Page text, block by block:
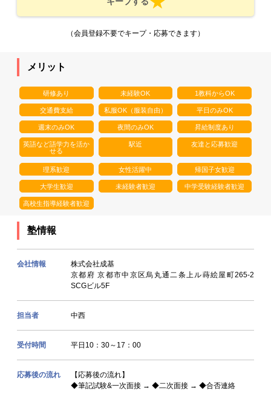
（会員登録不要でキープ・応募できます）
メリット
研修あり 未経験OK 1教科からOK
交通費支給 私服OK（服装自由） 平日のみOK
週末のみOK 夜間のみOK 昇給制度あり
英語など語学力を活か
せる
駅近 友達と応募歓迎
理系歓迎 女性活躍中 帰国子女歓迎
大学生歓迎 未経験者歓迎 中学受験経験者歓迎
高校生指導経験者歓迎
塾情報
会社情報
株式会社成基
京都府 京都市中京区烏丸通二条上ル蒔絵屋町265-2
SCGビル5F
担当者 中西
受付時間 平日10：30～17：00
応募後の流れ
【応募後の流れ】
◆筆記試験&一次面接 → ◆二次面接 → ◆合否連絡